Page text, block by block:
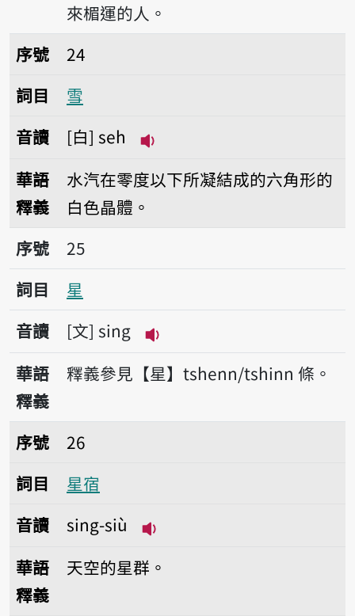
來楣運的人。
序號24雪
序號
24
詞目
雪
音讀
白 seh
華語
釋義
水汽在零度以下所凝結成的六角形的
白色晶體。
序號25星
序號
25
詞目
星
音讀
文 sing
播放音讀sing
華語
釋義
釋義參見【星】tshenn/tshinn 條。
序號26星宿
序號
26
詞目
星宿
音讀
sing-siù
華語
釋義
天空的星群。